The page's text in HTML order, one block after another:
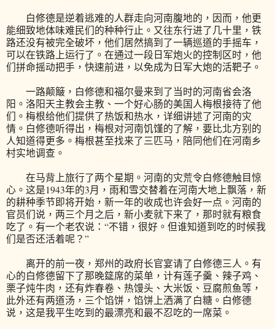
白修德是逆着逃难的人群走向河南腹地的，因而，他更
能细致地体味难民们的种种行止。又往东行进了几十里，铁
路还没有被完全破坏，他们居然搞到了一辆巡道的手摇车，
可以在铁路上运行了。在通过一段日军炮火的控制区时，他
们拼命摇动把手，快速前进，以免成为日军大炮的活靶子。
一路颠簸，白修德和福尔曼来到了当时的河南省会洛
阳。洛阳天主教会主教、一个好心肠的美国人梅根接待了他
们。梅根给他们提供了热饭和热水，详细讲述了河南的灾
情。白修德听得出，梅根对河南饥馑的了解，要比北方别的
人知道得更多。梅根甚至找来了三匹马，陪同他们在河南乡
村实地调查。
在马背上旅行了两个星期。河南的灾荒令白修德触目惊
心。这是1943年的3月，雨和雪交替着在河南大地上飘落，新
的耕种季节即将开始，新一年的收成也许会好一点。河南的
官员们说，两三个月之后，新小麦就下来了，那时就有粮食
吃了。有一个老农说：“不错，很好。但谁知道到吃的时候我
们是否还活着呢？”
离开的前一夜，郑州的政府长官宴请了白修德三人。有
心的白修德留下了那晚筵席的菜单，计有莲子羹、辣子鸡、
栗子炖牛肉，还有炸春卷、热馒头、大米饭、豆腐煎鱼等，
此外还有两道汤，三个馅饼，馅饼上洒满了白糖。白修德
说，这是我平生吃到的最漂亮和最不忍吃的一席菜。